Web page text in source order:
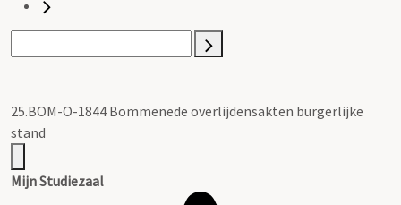
25.BOM-O-1844 Bommenede overlijdensakten burgerlijke
stand
Mijn Studiezaal